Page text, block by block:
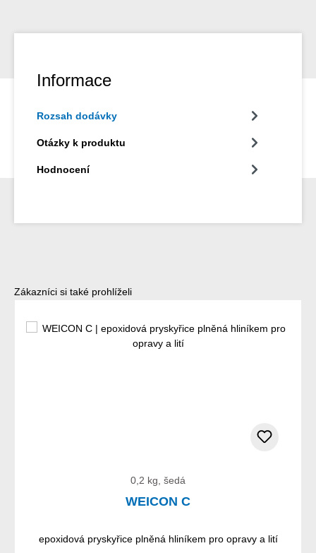
Informace
Rozsah dodávky
Otázky k produktu
Hodnocení
Přeskočit galerii produktů
Zákazníci si také prohlíželi
0,2 kg, šedá
WEICON C
epoxidová pryskyřice plněná hliníkem pro opravy a lití